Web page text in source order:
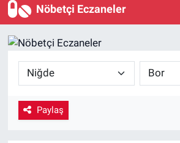
Nöbetçi Eczaneler
Paylaş
SEÇİM
Ekonomi
Kapadokya
Nevşehir Trafik Yoğunluk
Tüm Manşetler
Son Dakika Haberleri